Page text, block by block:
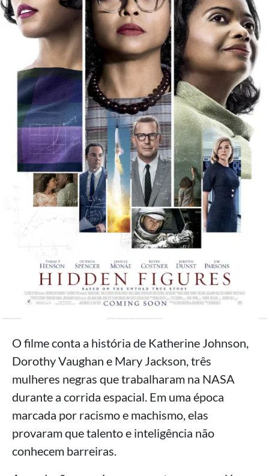
O filme conta a história de Katherine Johnson,
Dorothy Vaughan e Mary Jackson, três
mulheres negras que trabalharam na NASA
durante a corrida espacial. Em uma época
marcada por racismo e machismo, elas
provaram que talento e inteligência não
conhecem barreiras.